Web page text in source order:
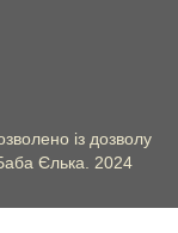
із дозволу
Єлька. 2024